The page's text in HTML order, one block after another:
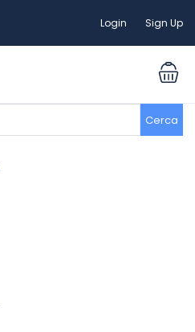
Login Sign Up
Cerca